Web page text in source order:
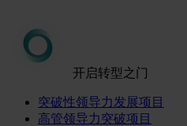
开启转型之门
突破性领导力发展项目
高管领导力突破项目